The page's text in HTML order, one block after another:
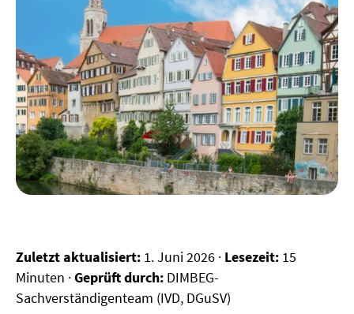
Zuletzt aktualisiert: 1. Juni 2026 · Lesezeit: 15
Minuten ·Geprüft durch: DIMBEG-
Sachverständigenteam (IVD, DGuSV)